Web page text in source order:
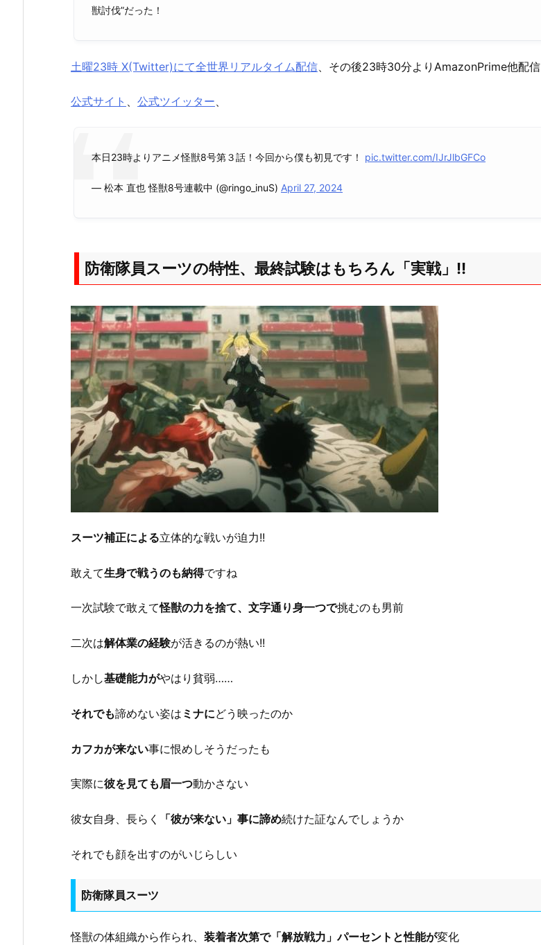
獣討伐”だった！
土曜23時 X(Twitter)にて全世界リアルタイム配信 、その後23時30分よりAmazonPrime他配信
公式サイト 、 公式ツイッター、
本日23時よりアニメ怪獣8号第３話！今回から僕も初見です！ pic.twitter.com/IJrJlbGFCo
— 松本 直也 怪獣8号連載中 (@ringo_inuS) April 27, 2024
防衛隊員スーツの特性、最終試験はもちろん「実戦」!!
スーツ補正による立体的な戦いが迫力!!
敢えて生身で戦うのも納得ですね
一次試験で敢えて怪獣の力を捨て、文字通り身一つで挑むのも男前
二次は解体業の経験が活きるのが熱い!!
しかし基礎能力がやはり貧弱……
それでも諦めない姿は ミナにどう映ったのか
カフカが来ない事に恨めしそうだったも
実際に彼を見ても眉一つ動かさない
彼女自身、長らく 「彼が来ない」事に諦め続けた証なんでしょうか
それでも顔を出すのがいじらしい
防衛隊員スーツ
怪獣の体組織から作られ、 装着者次第で「解放戦力」パーセントと性能が変化